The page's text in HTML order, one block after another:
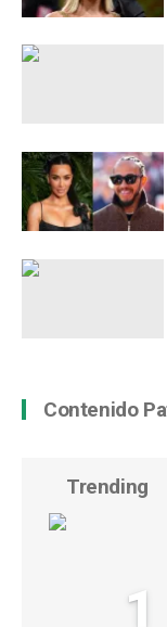
Contenido
Trending
1